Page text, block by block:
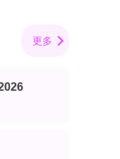
更多